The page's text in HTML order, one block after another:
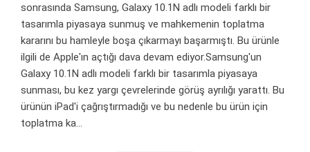
sonrasında Samsung, Galaxy 10.1N adlı modeli farklı bir
tasarımla piyasaya sunmuş ve mahkemenin toplatma
kararını bu hamleyle boşa çıkarmayı başarmıştı. Bu ürünle
ilgili de Apple'ın açtığı dava devam ediyor.Samsung'un
Galaxy 10.1N adlı modeli farklı bir tasarımla piyasaya
sunması, bu kez yargı çevrelerinde görüş ayrılığı yarattı. Bu
ürünün iPad'i çağrıştırmadığı ve bu nedenle bu ürün için
toplatma ka...